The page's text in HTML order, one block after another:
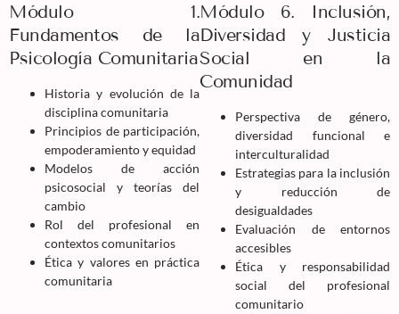
Módulo 1.
Fundamentos de la
Psicología Comunitaria
Historia y evolución de la
disciplina comunitaria
Principios de participación,
empoderamiento y equidad
Modelos de acción
psicosocial y teorías del
cambio
Rol del profesional en
contextos comunitarios
Ética y valores en práctica
comunitaria
Módulo 6. Inclusión,
Diversidad y Justicia
Social en la
Comunidad
Perspectiva de género,
diversidad funcional e
interculturalidad
Estrategias para la inclusión
y reducción de
desigualdades
Evaluación de entornos
accesibles
Ética y responsabilidad
social del profesional
comunitario